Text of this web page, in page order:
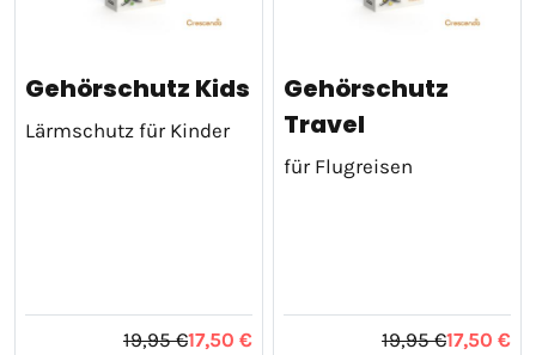
Gehörschutz Kids
Lärmschutz für Kinder
19,95 €17,50 €
Gehörschutz
Travel
für Flugreisen
19,95 €17,50 €